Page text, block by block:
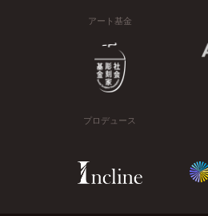
アート基金
プロデュース